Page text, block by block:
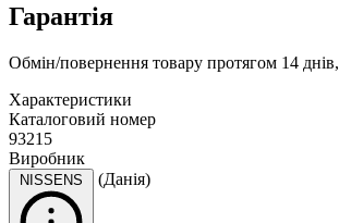
Гарантія
Обмін/повернення товару протягом 14 днів,
Характеристики
Каталоговий номер
93215
Виробник
(Данія)